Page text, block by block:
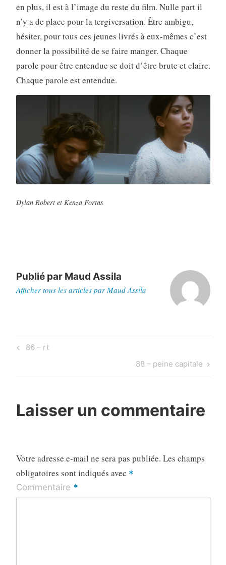
en plus, il est à l’image du reste du film. Nulle part il
n’y a de place pour la tergiversation. Être ambigu,
hésiter, pour tous ces jeunes livrés à eux-mêmes c’est
donner la possibilité de se faire manger. Chaque
parole pour être entendue se doit d’être brute et claire.
Chaque parole est entendue.
Dylan Robert et Kenza Fortas
Publié par Maud Assila
Afficher tous les articles par Maud Assila
Navigation
Previous
86 – rt
Next
Post
88 – peine capitale
Laisser un commentaire
Votre adresse e-mail ne sera pas publiée. Les champs
obligatoires sont indiqués avec *
Commentaire *